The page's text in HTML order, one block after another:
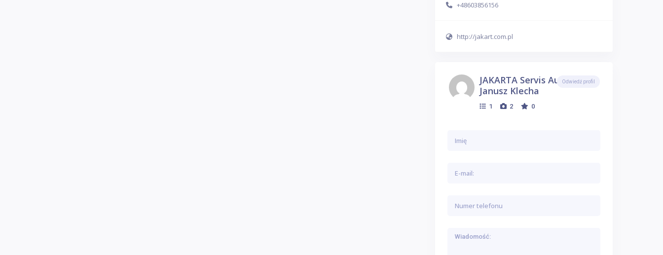
+48603856156
http://jakart.com.pl
JAKARTA Servis Autogas
Janusz Klecha
1 2 0
Odwiedź profil